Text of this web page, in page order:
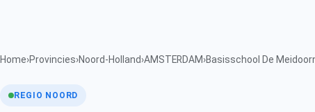
Home›Provincies›Noord-Holland›AMSTERDAM›Basisschool De
REGIO NOORD